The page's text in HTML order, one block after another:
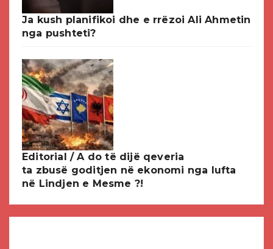
Ja kush planifikoi dhe e rrëzoi Ali Ahmetin
nga pushteti?
Editorial / A do të dijë qeveria
ta zbusë goditjen në ekonomi nga lufta
në Lindjen e Mesme ?!